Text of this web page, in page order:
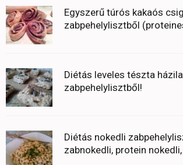
Egyszerű túrós kakaós
zabpehelylisztből
Diétás leveles tészta
zabpehelylisztből!
Diétás nokedli
zabnokedli, protein